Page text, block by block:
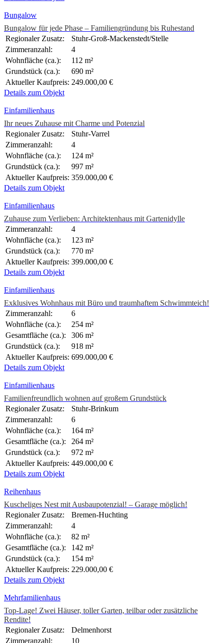
Bungalow
Bungalow für jede Phase – Familiengründung bis Ruhestand
Regionaler Zusatz:
Stuhr-Groß-Mackenstedt/Stelle
Zimmeranzahl:
4
Wohnfläche (ca.):
112 m²
Grundstück (ca.):
690 m²
Aktueller Kaufpreis: 249.000,00 €
Details zum Objekt
Einfamilienhaus
Ihr neues Zuhause mit Charme und Potenzial
Regionaler Zusatz:
Stuhr-Varrel
Zimmeranzahl:
4
Wohnfläche (ca.):
124 m²
Grundstück (ca.):
997 m²
Aktueller Kaufpreis: 359.000,00 €
Details zum Objekt
Einfamilienhaus
Zuhause zum Verlieben: Architektenhaus mit Gartenidylle
Zimmeranzahl:
4
Wohnfläche (ca.):
123 m²
Grundstück (ca.):
770 m²
Aktueller Kaufpreis: 399.000,00 €
Details zum Objekt
Einfamilienhaus
Exklusives Wohnhaus mit Büro und traumhaftem Schwimmteich!
Zimmeranzahl:
6
Wohnfläche (ca.):
254 m²
Gesamtfläche (ca.):
306 m²
Grundstück (ca.):
918 m²
Aktueller Kaufpreis: 699.000,00 €
Details zum Objekt
Einfamilienhaus
Familienfreundlich wohnen auf großem Grundstück
Regionaler Zusatz:
Stuhr-Brinkum
Zimmeranzahl:
6
Wohnfläche (ca.):
164 m²
Gesamtfläche (ca.):
264 m²
Grundstück (ca.):
972 m²
Aktueller Kaufpreis: 449.000,00 €
Details zum Objekt
Reihenhaus
Kuscheliges Nest mit Ausbaupotenzial! – Garage möglich!
Regionaler Zusatz:
Bremen-Huchting
Zimmeranzahl:
4
Wohnfläche (ca.):
82 m²
Gesamtfläche (ca.):
142 m²
Grundstück (ca.):
154 m²
Aktueller Kaufpreis: 229.000,00 €
Details zum Objekt
Mehrfamilienhaus
Top-Lage! Zwei Häuser, toller Garten, teilbar oder zusätzliche
Rendite!
Regionaler Zusatz:
Delmenhorst
Zimmeranzahl:
10